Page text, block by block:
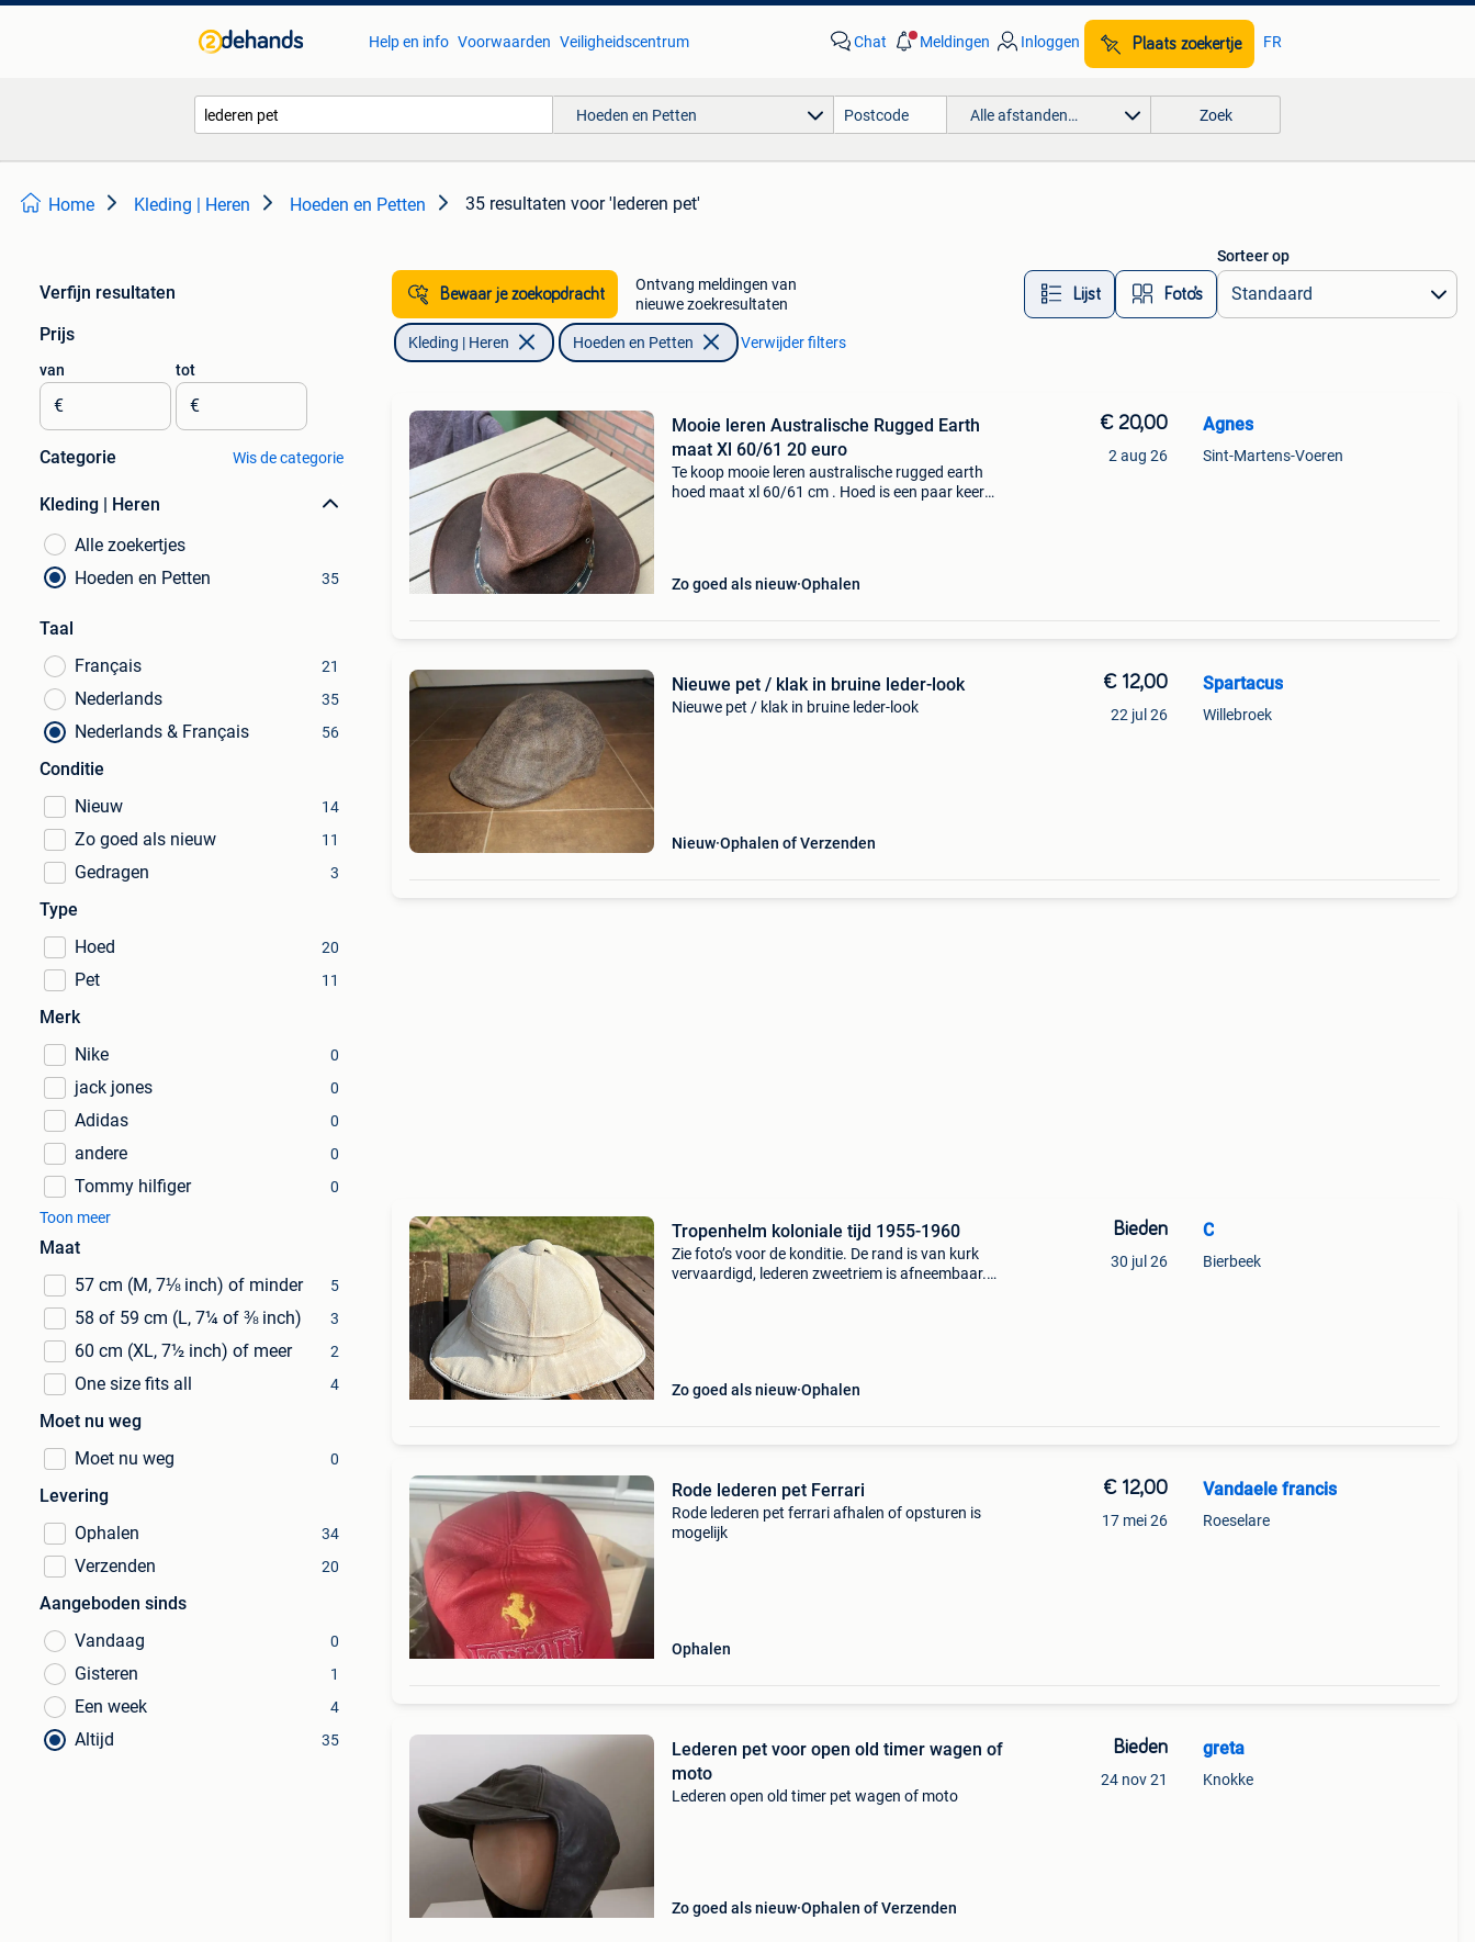
Help en info Voorwaarden Veiligheidscentrum Chat Meldingen Inloggen Plaats zoekertje FR
Hoeden en Petten Alle afstanden… Zoek
Home Kleding | Heren Hoeden en Petten 35 resultaten voor 'lederen pet'
Verfijn resultaten
Prijs
van
€
tot
€
Categorie Wis de categorie
Kleding | Heren
Alle zoekertjes
Hoeden en Petten
35
Taal
Français
21
Nederlands 35
Nederlands & Français 56
Conditie
Nieuw
14
Zo goed als nieuw 11
Gedragen 3
Type
Hoed
20
Pet 11
Merk
Nike
0
jack jones 0
Adidas 0
andere 0
Tommy hilfiger
0
Toon meer
Maat
57 cm (M, 7⅛ inch) of minder
5
58 of 59 cm (L, 7¼ of ⅜ inch) 3
60 cm (XL, 7½ inch) of meer 2
One size fits all 4
Moet nu weg
Moet nu weg
0
Levering
Ophalen
34
Verzenden 20
Aangeboden sinds
Vandaag
0
Gisteren 1
Een week 4
Altijd 35
Bewaar je zoekopdracht
Ontvang meldingen van
nieuwe zoekresultaten
Lijst Foto’s
Sorteer op
Kleding | Heren Hoeden en Petten Verwijder filters
Mooie leren Australische Rugged Earth
maat Xl 60/61 20 euro
Te koop mooie leren australische rugged earth
hoed maat xl 60/61 cm . Hoed is een paar keer
Zo goed als nieuw Ophalen
€ 20,00
2 aug 26
Agnes
Sint-Martens-Voeren
Nieuwe pet / klak in bruine leder-look
Nieuwe pet / klak in bruine leder-look
Nieuw Ophalen of Verzenden
€ 12,00
22 jul 26
Spartacus
Willebroek
Tropenhelm koloniale tijd 1955-1960
Zie foto’s voor de konditie. De rand is van kurk
vervaardigd, lederen zweetriem is afneembaar.
Zo goed als nieuw Ophalen
Bieden
30 jul 26
C
Bierbeek
Rode lederen pet Ferrari
Rode lederen pet ferrari afhalen of opsturen is
mogelijk
Ophalen
€ 12,00
17 mei 26
Vandaele francis
Roeselare
Lederen pet voor open old timer wagen of
moto
Lederen open old timer pet wagen of moto
Zo goed als nieuw Ophalen of Verzenden
Bieden
24 nov 21
greta
Knokke